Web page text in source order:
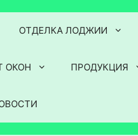
ОТДЕЛКА ЛОДЖИИ
ОКОН ПРОДУКЦИЯ